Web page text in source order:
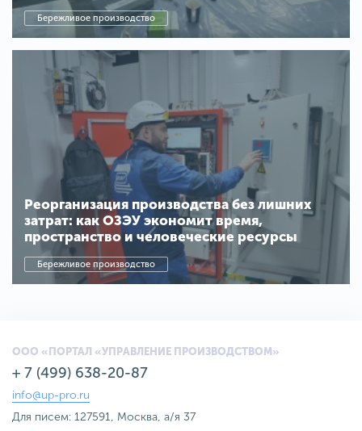
Бережливое производство
Реорганизация производства без лишних
затрат: как ОЗЭУ экономит время,
пространство и человеческие ресурсы
Бережливое производство
ООО «ПОРТАЛ «УПРАВЛЕНИЕ ПРОИЗВОДСТВОМ»
+ 7 (499) 638-20-87
info@up-pro.ru
Для писем: 127591, Москва, а/я 37